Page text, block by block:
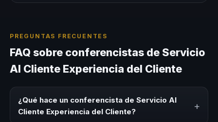
PREGUNTAS FRECUENTES
FAQ sobre conferencistas de Servicio
Al Cliente Experiencia del Cliente
¿Qué hace un conferencista de Servicio Al
Cliente Experiencia del Cliente?
+